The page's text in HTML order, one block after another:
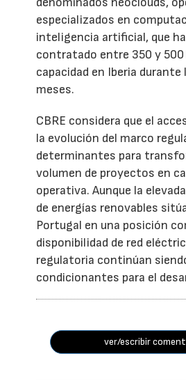
especializados en
inteligencia artificial, que
contratado entre 350 y 500
capacidad en Iberia
meses.
CBRE considera que el
la evolución del marco
determinantes para
volumen de proyectos en
operativa. Aunque la
de energías renovables
Portugal en una posición
disponibilidad de red
regulatoria continúan
condicionantes para el
ver/escribir